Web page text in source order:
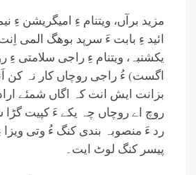
مزید برآں، ویتنام ءِ امیگریشن ءِ
ائید ءِ بابت ءَ سرپد بوھگ المی
اگست) ءُ راجی روچاں کار نہ کن
بزانت ایش انت کہ اگاں شمئے
روچ اے روچاں چہ یکے ءَ کپیت
رد ءَ منصوبہ بندی کنگ ءُ وتی
پیسر کنگ لوٹ ایت۔